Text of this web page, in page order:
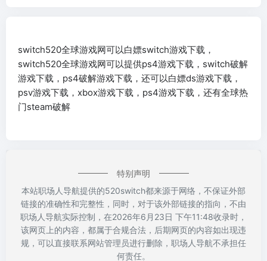
switch520全球游戏网可以白嫖switch游戏下载，
switch520全球游戏网可以提供ps4游戏下载，switch破解
游戏下载，ps4破解游戏下载，还可以白嫖ds游戏下载，
psv游戏下载，xbox游戏下载，ps4游戏下载，还有全球热
门steam破解
特别声明
本站职场人导航提供的520switch都来源于网络，不保证外部
链接的准确性和完整性，同时，对于该外部链接的指向，不由
职场人导航实际控制，在2026年6月23日 下午11:48收录时，
该网页上的内容，都属于合规合法，后期网页的内容如出现违
规，可以直接联系网站管理员进行删除，职场人导航不承担任
何责任。